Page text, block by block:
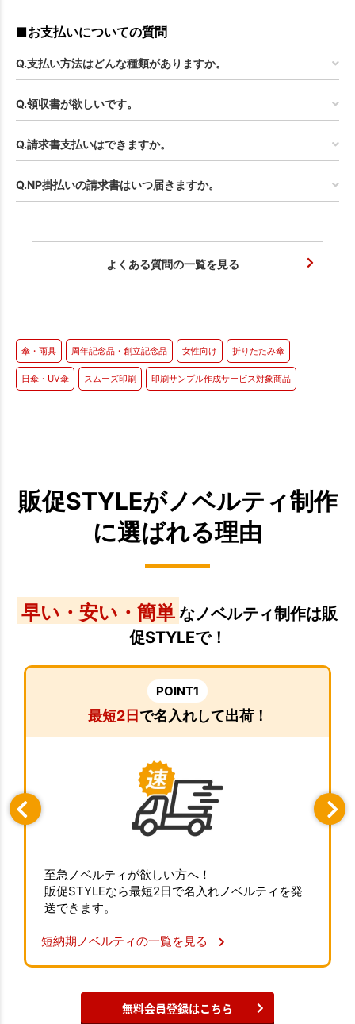
■お支払いについての質問
Q.支払い方法はどんな種類がありますか。
Q.領収書が欲しいです。
Q.請求書支払いはできますか。
Q.NP掛払いの請求書はいつ届きますか。
よくある質問の一覧を見る
傘・雨具 周年記念品・創立記念品 女性向け 折りたたみ傘
日傘・UV傘 スムーズ印刷 印刷サンプル作成サービス対象商品
販促STYLEがノベルティ制作
に選ばれる理由
早い・安い・簡単 なノベルティ制作は販
促STYLEで！
POINT1
最短2日で名入れして出荷！
至急ノベルティが欲しい方へ！
販促STYLEなら最短2日で名入れノベルティを発
送できます。
短納期ノベルティの一覧を見る
無料会員登録はこちら